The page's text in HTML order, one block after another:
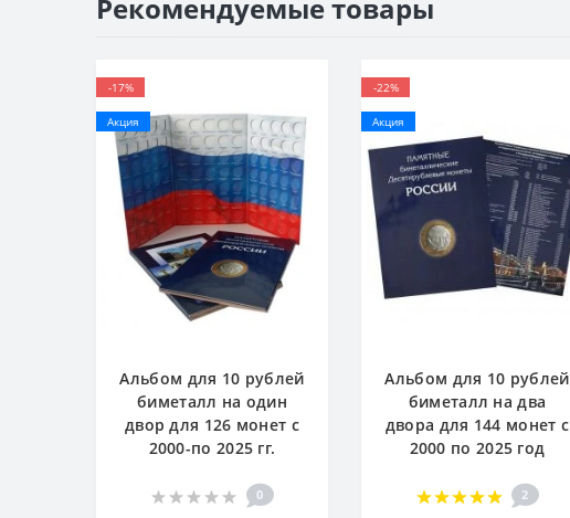
Рекомендуемые товары
-17%
Акция
Альбом для 10 рублей
биметалл на один
двор для 126 монет с
2000-по 2025 гг.
0
-22%
Акция
Альбом для 10 рублей
биметалл на два
двора для 144 монет c
2000 по 2025 год
2